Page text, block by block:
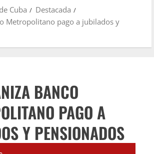
Cuba
Destacada
Metropolitano pago a jubilados y
BANCO
PAGO A
Y PENSIONADOS